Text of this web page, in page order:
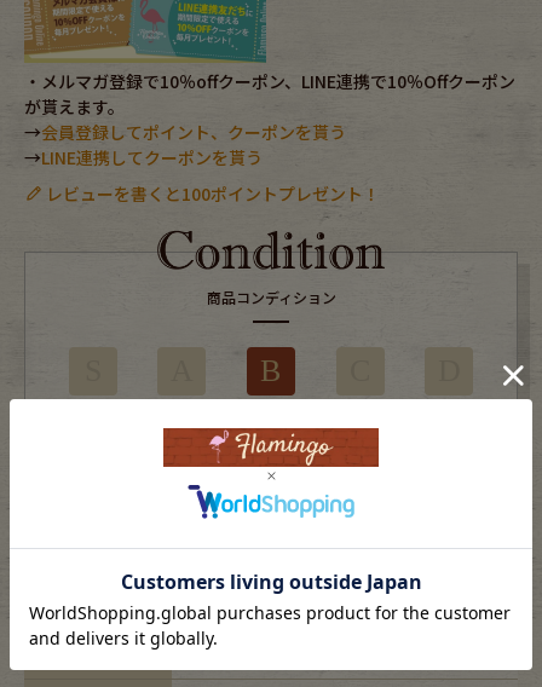
Eye Wear
Bag Stall・Scarf
Accessory Shoes
Belt antique goods
Keyring vintage bicycle
・メルマガ登録で10％offクーポン、LINE連携で10％Offクーポン
が貰えます。
→会員登録してポイント、クーポンを貰う
→LINE連携してクーポンを貰う
レビューを書くと100ポイントプレゼント！
商品コンディション
B
※USEDですので使用感などございますが、まだまだご愛用していただけます。
古着という事をご理解の上ご注文よろしくお願いします。
※全体に色あせがございます。